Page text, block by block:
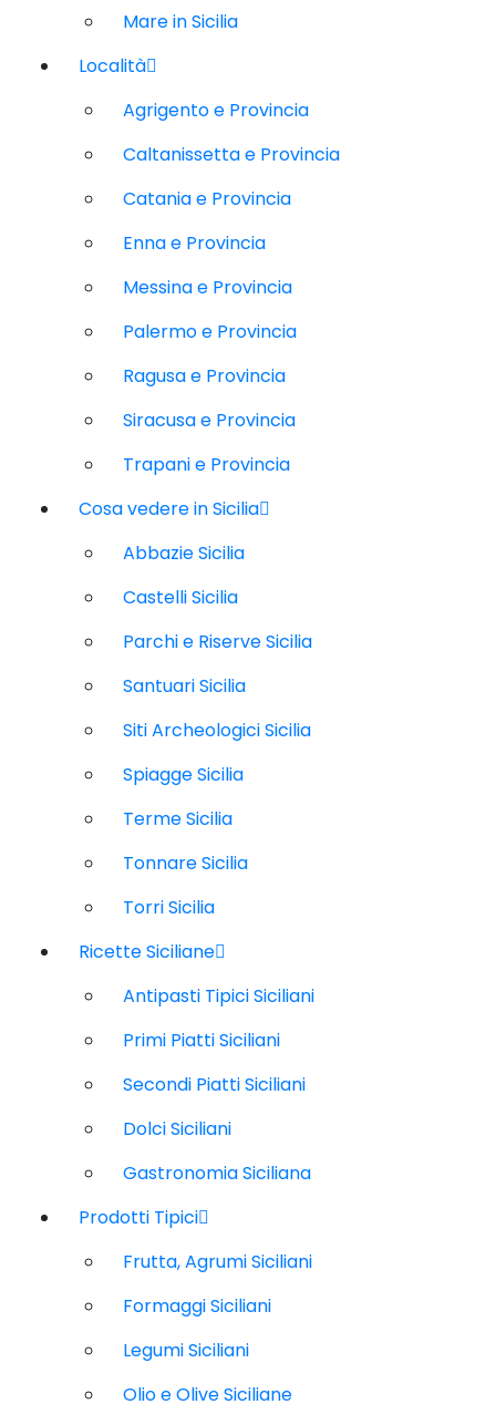
Mare in Sicilia
Località
Agrigento e Provincia
Caltanissetta e Provincia
Catania e Provincia
Enna e Provincia
Messina e Provincia
Palermo e Provincia
Ragusa e Provincia
Siracusa e Provincia
Trapani e Provincia
Cosa vedere in Sicilia
Abbazie Sicilia
Castelli Sicilia
Parchi e Riserve Sicilia
Santuari Sicilia
Siti Archeologici Sicilia
Spiagge Sicilia
Terme Sicilia
Tonnare Sicilia
Torri Sicilia
Ricette Siciliane
Antipasti Tipici Siciliani
Primi Piatti Siciliani
Secondi Piatti Siciliani
Dolci Siciliani
Gastronomia Siciliana
Prodotti Tipici
Frutta, Agrumi Siciliani
Formaggi Siciliani
Legumi Siciliani
Olio e Olive Siciliane